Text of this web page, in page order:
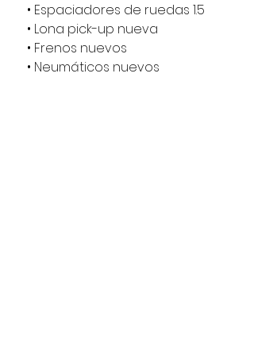
• Espaciadores de ruedas 1.5
• Lona pick-up nueva
• Frenos nuevos
• Neumáticos nuevos